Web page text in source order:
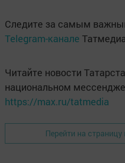
Следите за самым
Telegram-канале
Читайте новости
национальном
https://max.ru/tatmedia
Перейти на страницу